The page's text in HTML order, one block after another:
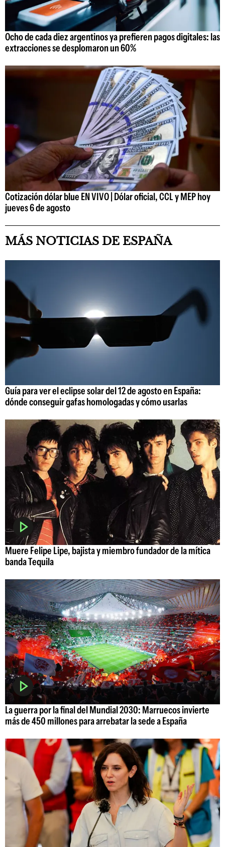
Ocho de cada diez argentinos ya prefieren pagos digitales: las
extracciones se desplomaron un 60%
Cotización dólar blue EN VIVO | Dólar oficial, CCL y MEP hoy
jueves 6 de agosto
MÁS NOTICIAS DE ESPAÑA
Guía para ver el eclipse solar del 12 de agosto en España:
dónde conseguir gafas homologadas y cómo usarlas
Muere Felipe Lipe, bajista y miembro fundador de la mítica
banda Tequila
La guerra por la final del Mundial 2030: Marruecos invierte
más de 450 millones para arrebatar la sede a España